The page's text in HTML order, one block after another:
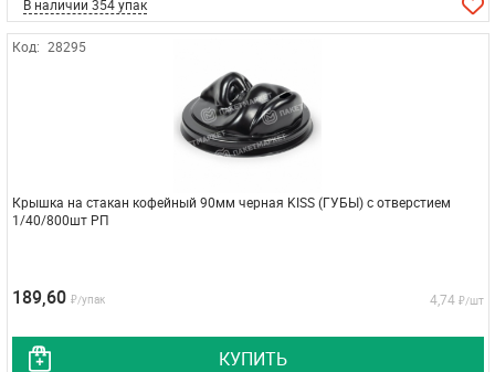
В наличии 354 упак
Код: 28295
Крышка на стакан кофейный 90мм черная KISS (ГУБЫ) с отверстием
1/40/800шт РП
189,60 ₽/упак 4,74 ₽/шт
КУПИТЬ